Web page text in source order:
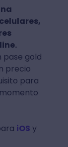
pase gold
precio
para
iOS y